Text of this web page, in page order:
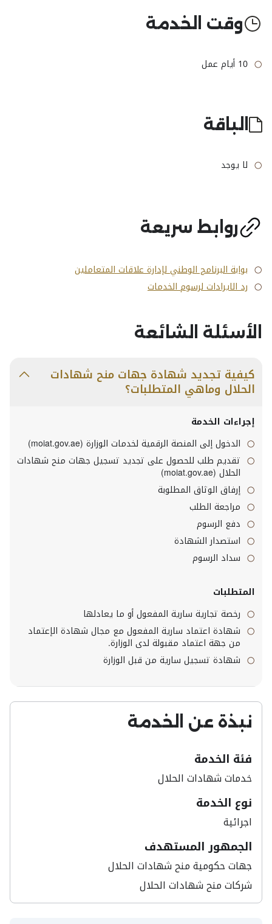
وقت الخدمة
10 أيام عمل
الباقة
لا يوجد
روابط سريعة
بوابة البرنامج الوطني لإدارة علاقات المتعاملين
رد الايرادات لرسوم الخدمات
الأسئلة الشائعة
كيفية تجديد شهادة جهات منح شهادات
الحلال وماهي المتطلبات؟
إجراءات الخدمة
الدخول إلى المنصة الرقمية لخدمات الوزارة (moiat.gov.ae
)
تقديم طلب للحصول على تجديد تسجيل جهات منح شهادات
الحلال (moiat.gov.ae
)
إرفاق الوثاق المطلوبة
مراجعة الطلب
دفع الرسوم
استصدار الشهادة
سداد الرسوم
المتطلبات
رخصة تجارية سارية المفعول أو ما يعادلها
شهادة اعتماد سارية المفعول مع مجال شهادة الإعتماد
من جهة اعتماد مقبولة لدى الوزارة.
شهادة تسجيل سارية من قبل الوزارة
نبذة عن الخدمة
فئة الخدمة
خدمات شهادات الحلال​
نوع الخدمة
اجرائية
الجمهور المستهدف
جهات حكومية منح شهادات الحلال
شركات منح شهادات الحلال